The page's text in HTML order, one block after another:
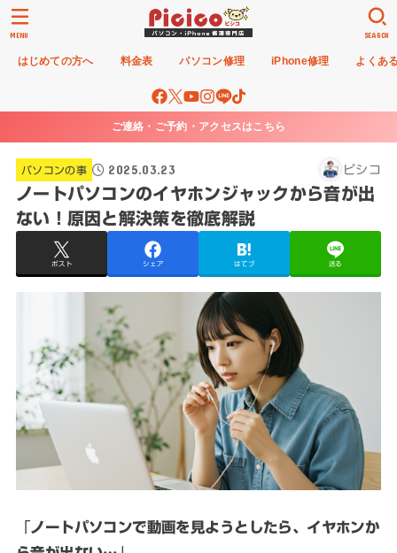
はじめての方へ 料金表 パソコン修理 iPhone修理 よくあ
SEARCH
MENU
ご連絡・ご予約・アクセスはこちら
パソコンの事 2025.03.23 ピシコ
ノートパソコンのイヤホンジャックから音が出
ない！原因と解決策を徹底解説
ポスト シェア はてブ 送る
「ノートパソコンで動画を見ようとしたら、イヤホンか